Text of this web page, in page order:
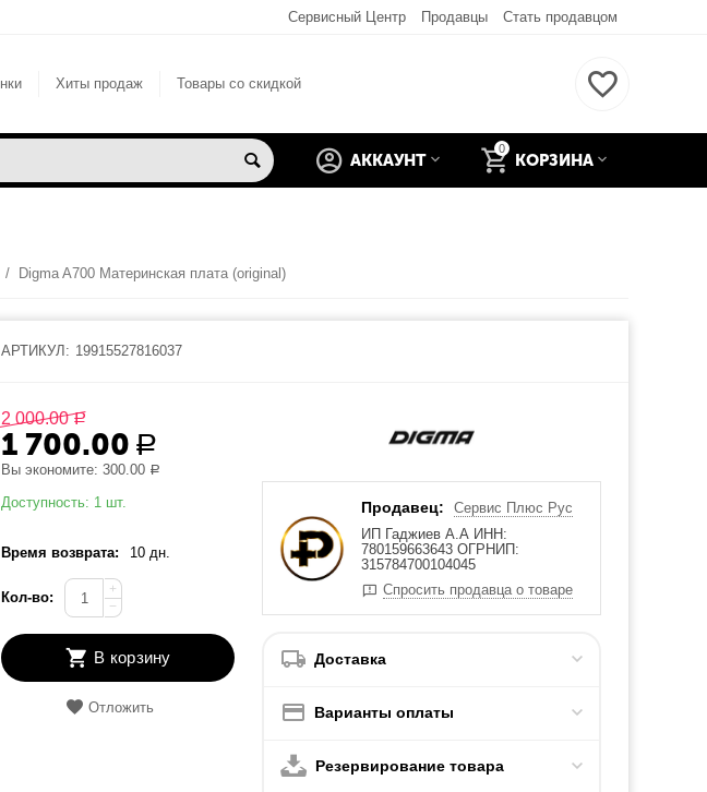
Сервисный Центр Продавцы Стать продавцом
Хиты продаж Товары со скидкой
0
КОРЗИНА
АККАУНТ
/ Digma A700 Материнская плата (original)
АРТИКУЛ: 19915527816037
2 000.00 Р
1 700.00 Р
Вы экономите:300.00 Р
Доступность: 1 шт.
Время возврата: 10 дн.
Кол-во:
+
−
В корзину
Отложить
Продавец:
Сервис Плюс Рус
ИП Гаджиев А.А ИНН:
780159663643 ОГРНИП:
315784700104045
Спросить продавца о товаре
Доставка
Варианты оплаты
Резервирование товара